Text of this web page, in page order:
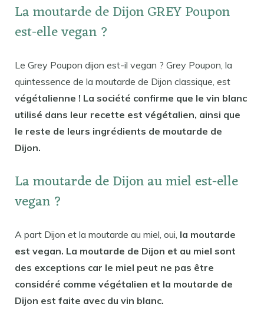
La moutarde de Dijon GREY Poupon
est-elle vegan ?
Le Grey Poupon dijon est-il vegan ? Grey Poupon, la
quintessence de la moutarde de Dijon classique, est
végétalienne ! La société confirme que le vin blanc
utilisé dans leur recette est végétalien, ainsi que
le reste de leurs ingrédients de moutarde de
Dijon.
La moutarde de Dijon au miel est-elle
vegan ?
A part Dijon et la moutarde au miel, oui, la moutarde
est vegan. La moutarde de Dijon et au miel sont
des exceptions car le miel peut ne pas être
considéré comme végétalien et la moutarde de
Dijon est faite avec du vin blanc.